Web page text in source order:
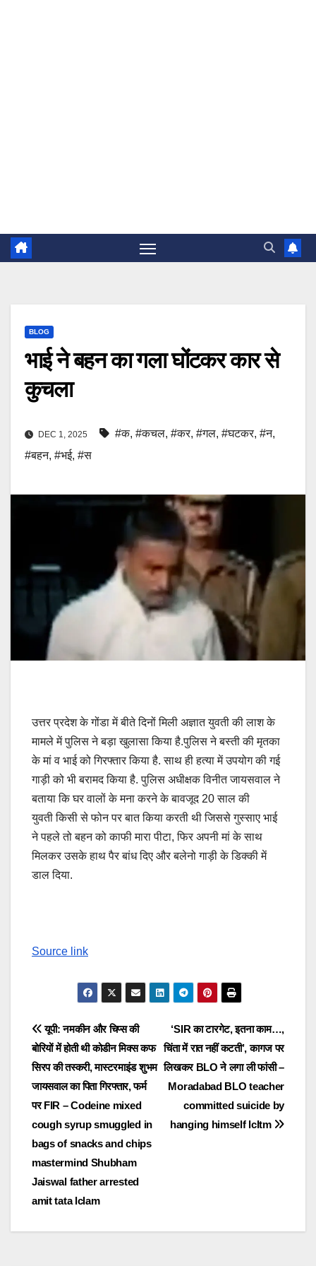
BLOG
भाई ने बहन का गला घोंटकर कार से
कुचला
DEC 1, 2025 #क, #कचल, #कर, #गल, #घटकर, #न,
#बहन, #भई, #स
उत्तर प्रदेश के गोंडा में बीते दिनों मिली अज्ञात युवती की लाश के
मामले में पुलिस ने बड़ा खुलासा किया है.पुलिस ने बस्ती की मृतका
के मां व भाई को गिरफ्तार किया है. साथ ही हत्या में उपयोग की गई
गाड़ी को भी बरामद किया है. पुलिस अधीक्षक विनीत जायसवाल ने
बताया कि घर वालों के मना करने के बावजूद 20 साल की
युवती किसी से फोन पर बात किया करती थी जिससे गुस्साए भाई
ने पहले तो बहन को काफी मारा पीटा, फिर अपनी मां के साथ
मिलकर उसके हाथ पैर बांध दिए और बलेनो गाड़ी के डिक्की में
डाल दिया.
Source link
Post
navigation
‘SIR का टारगेट, इतना काम…,
चिंता में रात नहीं कटती’, कागज पर
लिखकर BLO ने लगा ली फांसी –
Moradabad BLO teacher
committed suicide by
hanging himself lcltm
यूपी: नमकीन और चिप्स की
बोरियों में होती थी कोडीन मिक्स कफ
सिरप की तस्करी, मास्टरमाइंड शुभम
जायसवाल का पिता गिरफ्तार, फर्म
पर FIR – Codeine mixed
cough syrup smuggled in
bags of snacks and chips
mastermind Shubham
Jaiswal father arrested
amit tata lclam